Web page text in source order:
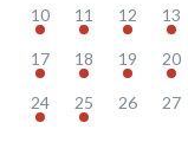
10 11 12 13
17 18 19 20
24 25 26 27